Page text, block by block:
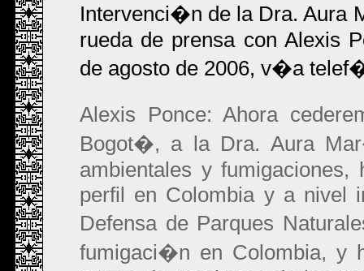
Intervenci�n de la Dra. Aura
rueda de prensa con Alexis
de agosto de 2006, v�a
Alexis Ponce: Ahora
Bogot�, a la Dra. Aura
ambientales y
perfil en Colombia y a nivel
Defensa de Parques
fumigaci�n en Colombia, y